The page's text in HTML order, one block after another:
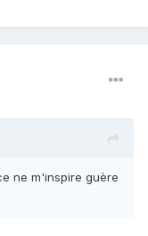
ne m'inspire guère